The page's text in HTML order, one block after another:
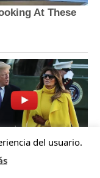
del usuario.